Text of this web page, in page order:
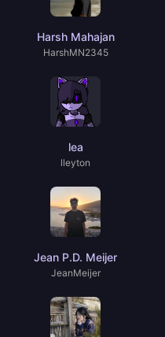
Harsh Mahajan
HarshMN2345
lea
lleyton
Jean P.D. Meijer
JeanMeijer